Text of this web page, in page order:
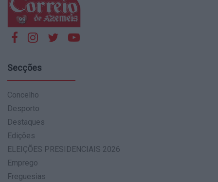
Secções
Concelho
Desporto
Destaques
Edições
ELEIÇÕES PRESIDENCIAIS 2026
Emprego
Freguesias